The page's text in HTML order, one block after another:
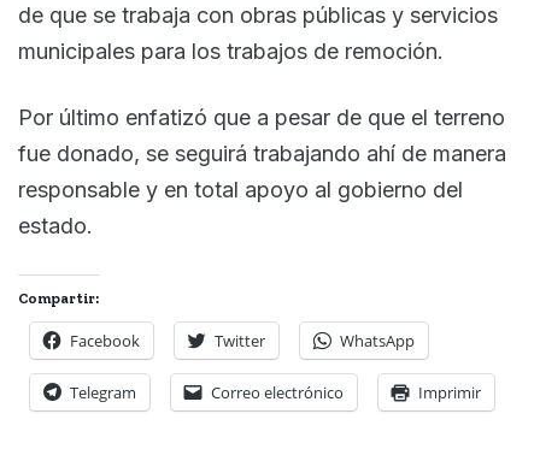
de que se trabaja con obras públicas y servicios
municipales para los trabajos de remoción.
Por último enfatizó que a pesar de que el terreno
fue donado, se seguirá trabajando ahí de manera
responsable y en total apoyo al gobierno del
estado.
Compartir:
Facebook Twitter WhatsApp
Telegram Correo electrónico Imprimir